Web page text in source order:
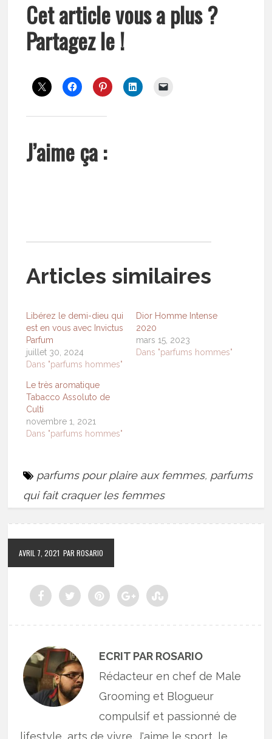
Cet article vous a plus ?
Partagez le !
J’aime ça :
Articles similaires
Libérez le demi-dieu qui
est en vous avec Invictus
Parfum
juillet 30, 2024
Dans "parfums hommes"
Dior Homme Intense
2020
mars 15, 2023
Dans "parfums hommes"
Le très aromatique
Tabacco Assoluto de
Culti
novembre 1, 2021
Dans "parfums hommes"
parfums pour plaire aux femmes, parfums
qui fait craquer les femmes
AVRIL 7, 2021 PAR ROSARIO
ECRIT PAR ROSARIO
Rédacteur en chef de Male
Grooming et Blogueur
compulsif et passionné de